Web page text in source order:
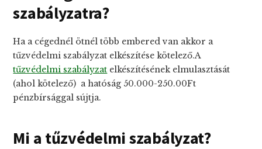
szabályzatra?
Ha a cégednél ötnél több embered van akkor a
tűzvédelmi szabályzat elkészítése kötelező.A
tűzvédelmi szabályzat elkészítésének elmulasztását
(ahol kötelező) a hatóság 50.000-250.00Ft
pénzbírsággal sújtja.
Mi a tűzvédelmi szabályzat?